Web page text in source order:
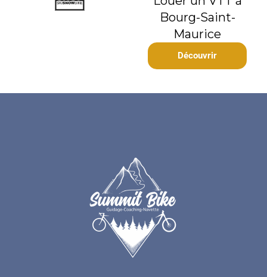
Bourg-Saint-
Maurice
Découvrir